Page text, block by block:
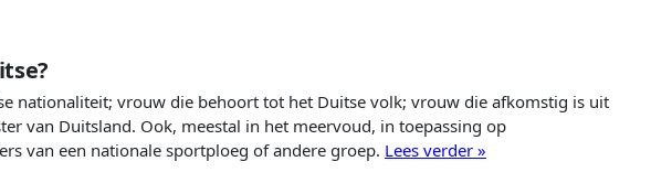
nationaliteit; vrouw die behoort tot het Duitse volk; vrouw die afkomstig is uit
van Duitsland. Ook, meestal in het meervoud, in toepassing op
van een nationale sportploeg of andere groep. Lees verder »